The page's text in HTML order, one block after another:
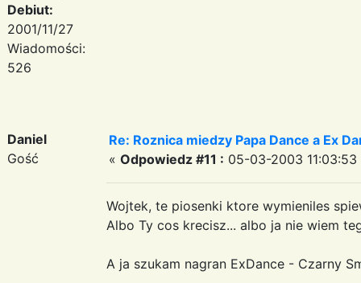
Debiut:
2001/11/27
Wiadomości:
526
Daniel
Gość
Re: Roznica miedzy Papa Dance a Ex
« Odpowiedz #11 : 05-03-2003 11:03:53
Wojtek, te piosenki ktore wymieniles
Albo Ty cos krecisz... albo ja nie wiem
A ja szukam nagran ExDance - Czarny